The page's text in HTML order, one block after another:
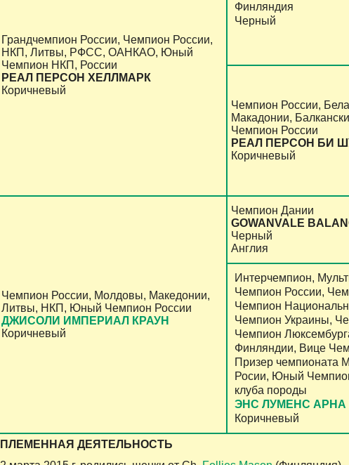
Грандчемпион России, Чемпион России,
НКП, Литвы, РФСС, ОАНКАО, Юный
Чемпион НКП, России
РЕАЛ ПЕРСОН ХЕЛЛМАРК
Коричневый
Финляндия
Черный
Чемпион России,
Макадонии,
Чемпион России
РЕАЛ ПЕРСОН БИ
Коричневый
Чемпион России, Молдовы, Македонии,
Литвы, НКП, Юный Чемпион России
ДЖИСОЛИ ИМПЕРИАЛ КРАУН
Коричневый
Чемпион Дании
GOWANVALE
Черный
Англия
Интерчемпион,
Чемпион России,
Чемпион
Чемпион Украины,
Чемпион
Финляндии, Вице
Призер чемпионата
Росии, Юный
клуба породы
ЭНС ЛУМЕНС АРНА
Коричневый
ПЛЕМЕННАЯ ДЕЯТЕЛЬНОСТЬ